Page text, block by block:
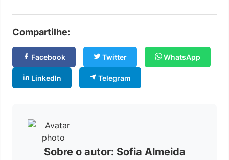
Compartilhe:
Facebook Twitter WhatsApp
LinkedIn Telegram
Sobre o autor: Sofia Almeida